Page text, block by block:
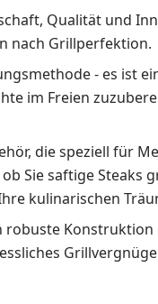
Qualität und
nach Grillperfektion.
- es ist
im Freien
die speziell für
Sie saftige Steaks
kulinarischen